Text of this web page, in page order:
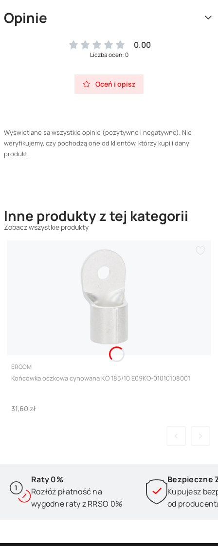
Opinie
0.00
Liczba ocen: 0
Oceń i opisz
Wyświetlane są wszystkie opinie (pozytywne i negatywne). Nie
weryfikujemy, czy pochodzą one od klientów, którzy kupili dany
produkt.
Inne produkty z tej kategorii
Zobacz wszystkie produkty
PRODUCENT
ERGOM
Końcówka oczkowa cynowana KO 185/10 E09KO-01010108001
Cena
31,60 zł
Raty 0%
Rozłóż płatność na
wygodne raty z RRSO 0%
Bezpieczne
Kupujesz
od